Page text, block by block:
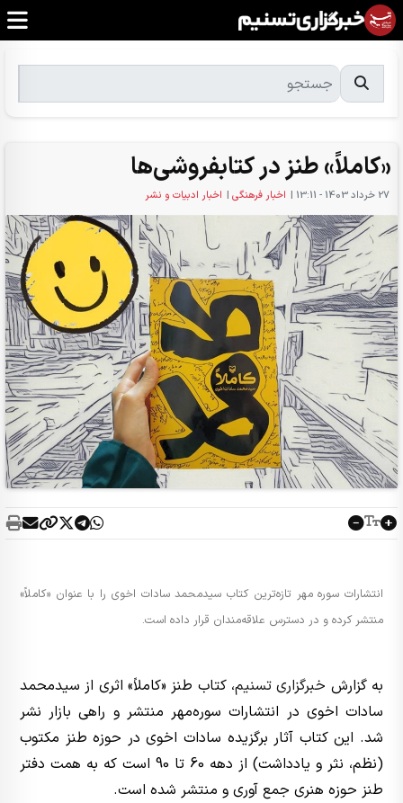
«کاملاً» طنز در کتابفروشی‌ها
27 خرداد 1403 - 13:11 | اخبار فرهنگی | اخبار ادبیات و نشر
انتشارات سوره مهر تازه‌ترین کتاب سیدمحمد سادات اخوی را با عنوان «کاملاً»
منتشر کرده و در دسترس علاقه‌مندان قرار داده است.
به گزارش خبرگزاری تسنیم، کتاب طنز «کاملاً» اثری از سیدمحمد
سادات اخوی در انتشارات سوره‌مهر منتشر و راهی بازار نشر
شد. این کتاب آثار برگزیده سادات اخوی در حوزه طنز مکتوب
(نظم، نثر و یادداشت) از دهه 60 تا 90 است که به همت دفتر
طنز حوزه هنری جمع آوری و منتشر شده است. ‌